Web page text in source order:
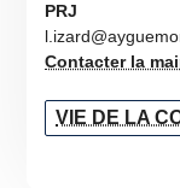
PRJ
Contacter la
VIE DE LA